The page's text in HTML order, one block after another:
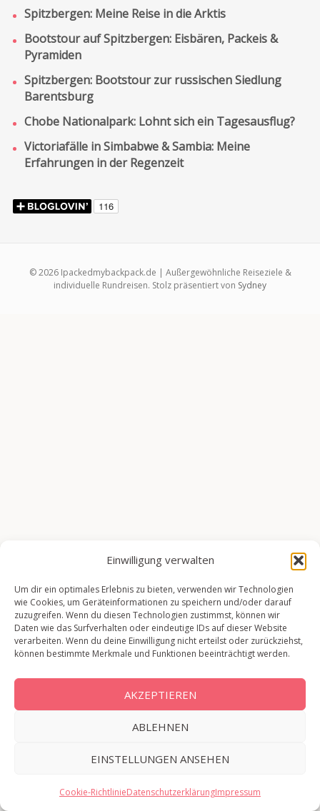
Einwilligung verwalten
Um dir ein optimales Erlebnis zu bieten, verwenden wir Technologien
wie Cookies, um Geräteinformationen zu speichern und/oder darauf
zuzugreifen. Wenn du diesen Technologien zustimmst, können wir
Daten wie das Surfverhalten oder eindeutige IDs auf dieser Website
verarbeiten. Wenn du deine Einwilligung nicht erteilst oder zurückziehst,
können bestimmte Merkmale und Funktionen beeinträchtigt werden.
AKZEPTIEREN
ABLEHNEN
EINSTELLUNGEN ANSEHEN
Cookie-RichtlinieDatenschutzerklärungImpressum
Spitzbergen: Meine Reise in die Arktis
Bootstour auf Spitzbergen: Eisbären, Packeis &
Pyramiden
Spitzbergen: Bootstour zur russischen Siedlung
Barentsburg
Chobe Nationalpark: Lohnt sich ein Tagesausflug?
Victoriafälle in Simbabwe & Sambia: Meine
Erfahrungen in der Regenzeit
© 2026 Ipackedmybackpack.de | Außergewöhnliche Reiseziele &
individuelle Rundreisen. Stolz präsentiert von Sydney